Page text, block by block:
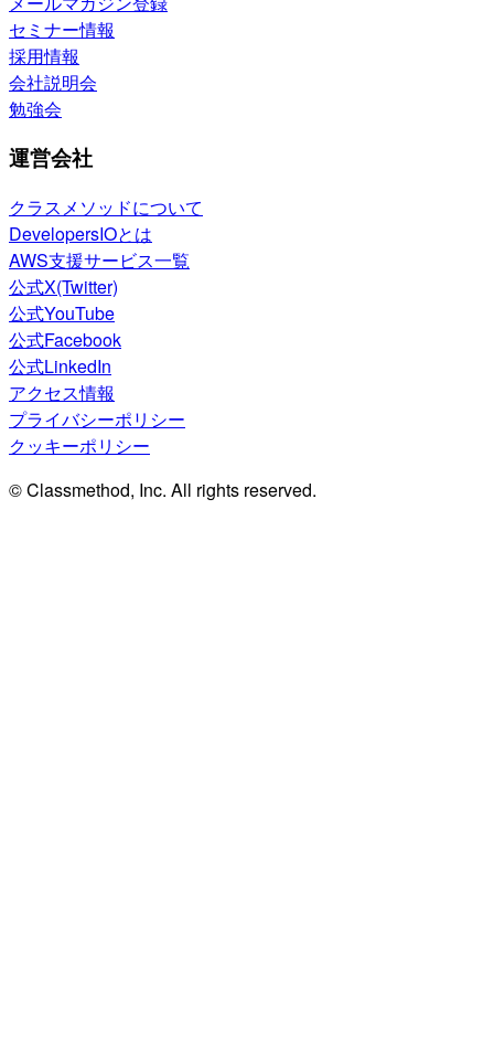
セミナー情報
採用情報
会社説明会
勉強会
運営会社
クラスメソッドについて
DevelopersIOとは
AWS支援サービス一覧
公式X(Twitter)
公式YouTube
公式Facebook
公式LinkedIn
アクセス情報
プライバシーポリシー
クッキーポリシー
© Classmethod, Inc. All rights reserved.